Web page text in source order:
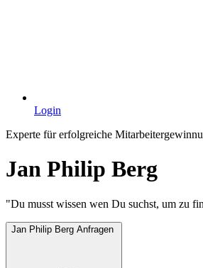
Login
Experte für erfolgreiche
Jan Philip Berg
"Du musst wissen wen Du suchst, um zu
Jan Philip Berg Anfragen